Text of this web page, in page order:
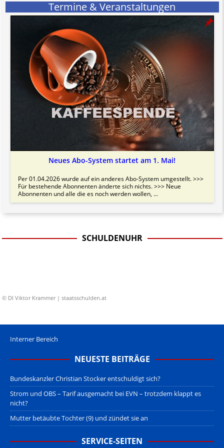
Termine & Veranstaltungen
Neues Abo-System startet am 1. Mai!
Per 01.04.2026 wurde auf ein anderes Abo-System umgestellt. >>>
Für bestehende Abonnenten änderte sich nichts. >>> Neue
Abonnenten und alle die es noch werden wollen, ...
SCHULDENUHR
© DI Viktor Krammer | staatsschulden.at
Interner Bereich
NEUESTE BEITRÄGE
Bundeskanzler Christian Stocker entschuldigt sich?
Strom und OBS – Tarif ausgemacht bei EVN – trotzdem klappt es
nicht?
Mutter betäubte Tochter (9) und zündet sie an
SERVICE-SEITEN